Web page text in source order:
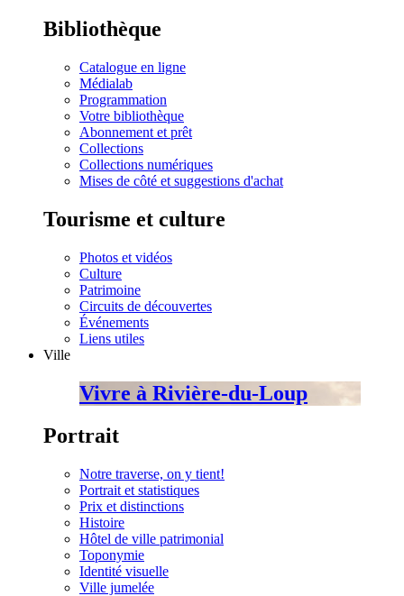
Bibliothèque
Catalogue en ligne
Médialab
Programmation
Votre bibliothèque
Abonnement et prêt
Collections
Collections numériques
Mises de côté et suggestions d'achat
Tourisme et culture
Photos et vidéos
Culture
Patrimoine
Circuits de découvertes
Événements
Liens utiles
Ville
Vivre à Rivière-du-Loup
Portrait
Notre traverse, on y tient!
Portrait et statistiques
Prix et distinctions
Histoire
Hôtel de ville patrimonial
Toponymie
Identité visuelle
Ville jumelée